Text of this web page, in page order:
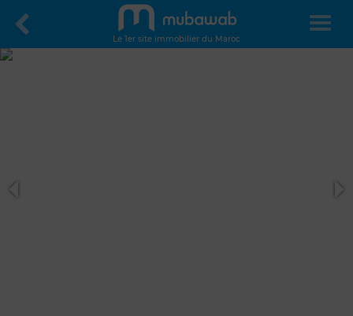
Le 1er site immobilier du Maroc